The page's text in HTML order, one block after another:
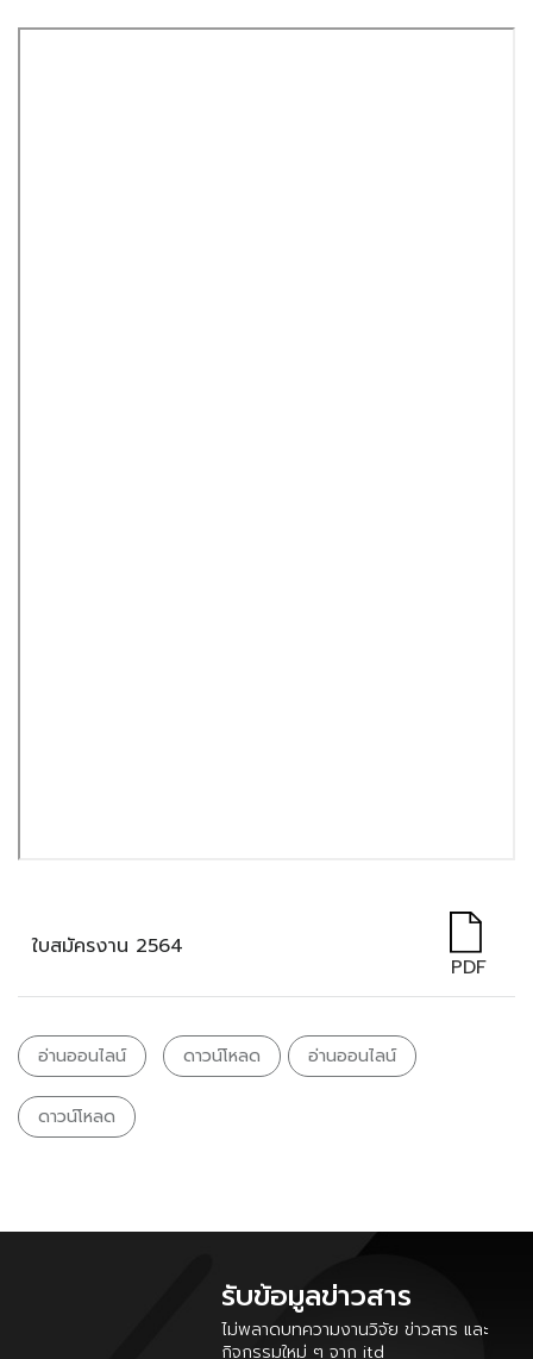
ใบสมัครงาน 2564
PDF
อ่านออนไลน์ ดาวน์โหลด อ่านออนไลน์
ดาวน์โหลด
รับข้อมูลข่าวสาร
ไม่พลาดบทความงานวิจัย ข่าวสาร และ
กิจกรรมใหม่ ๆ จาก itd